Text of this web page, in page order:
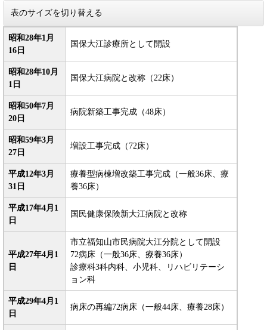
表のサイズを切り替える
昭和28年1月
16日
国保大江診療所として開設
昭和28年10月
1日
国保大江病院と改称（22床）
昭和50年7月
20日
病院新築工事完成（48床）
昭和59年3月
27日
増設工事完成（72床）
平成12年3月
31日
療養型病棟増改築工事完成（一般36床、療
養36床）
平成17年4月1
日
国民健康保険新大江病院と改称
平成27年4月1
日
市立福知山市民病院大江分院として開設
72病床（一般36床、療養36床）
診療科3科内科、小児科、リハビリテーシ
ョン科
平成29年4月1
日
病床の再編72病床（一般44床、療養28床）